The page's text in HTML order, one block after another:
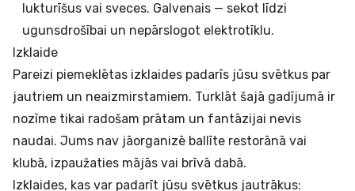
lukturīšus vai sveces. Galvenais — sekot līdzi
ugunsdrošībai un nepārslogot elektrotīklu.
Izklaide
Pareizi piemeklētas izklaides padarīs jūsu svētkus par
jautriem un neaizmirstamiem. Turklāt šajā gadījumā ir
nozīme tikai radošam prātam un fantāzijai nevis
naudai. Jums nav jāorganizē ballīte restorānā vai
klubā, izpaužaties mājās vai brīvā dabā.
Izklaides, kas var padarīt jūsu svētkus jautrākus: